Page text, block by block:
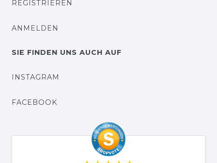
REGISTRIEREN
ANMELDEN
SIE FINDEN UNS AUCH AUF
INSTAGRAM
FACEBOOK